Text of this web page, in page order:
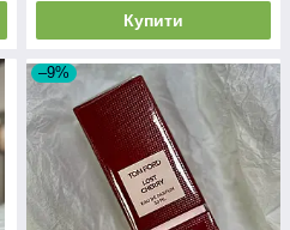
Купити
–9%